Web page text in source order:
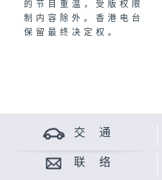
的节目重温，受版权限
制内容除外。香港电台
保留最终决定权。
交 通
联 络